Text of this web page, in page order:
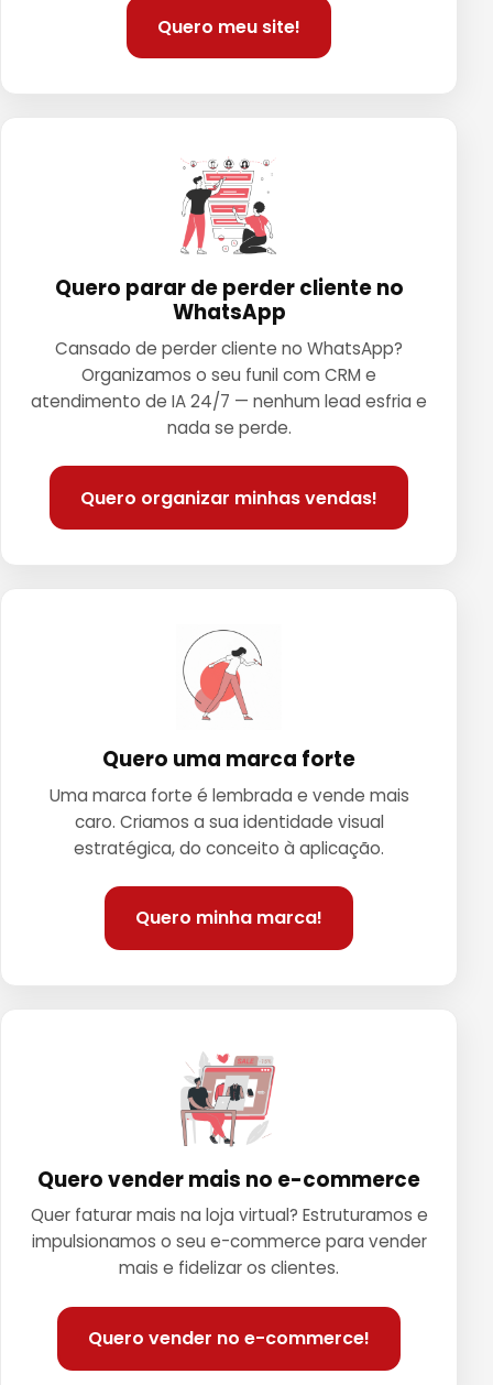
Quero meu site!
Quero parar de perder cliente no
WhatsApp
Cansado de perder cliente no WhatsApp?
Organizamos o seu funil com CRM e
atendimento de IA 24/7 — nenhum lead esfria e
nada se perde.
Quero organizar minhas vendas!
Quero uma marca forte
Uma marca forte é lembrada e vende mais
caro. Criamos a sua identidade visual
estratégica, do conceito à aplicação.
Quero minha marca!
Quero vender mais no e-commerce
Quer faturar mais na loja virtual? Estruturamos e
impulsionamos o seu e-commerce para vender
mais e fidelizar os clientes.
Quero vender no e-commerce!